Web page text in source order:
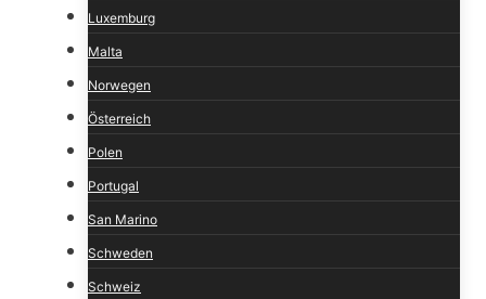
Luxemburg
Malta
Norwegen
Österreich
Polen
Portugal
San Marino
Schweden
Schweiz